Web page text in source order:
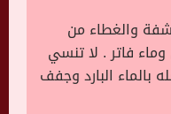
المنشفة والغطاء من
فاتر . لا تنسي
بالماء البارد وجفف